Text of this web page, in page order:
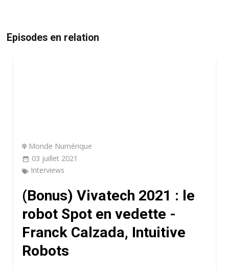
Episodes en relation
Monde Numérique
03 juillet 2021
Interviews
(Bonus) Vivatech 2021 : le
robot Spot en vedette -
Franck Calzada, Intuitive
Robots